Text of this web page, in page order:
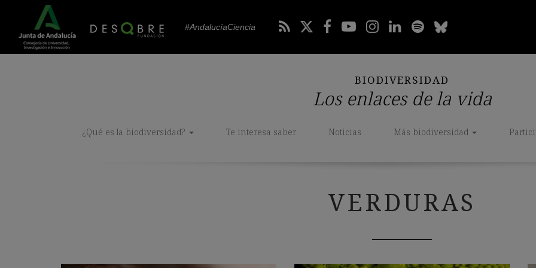
#AndalucíaCiencia
BIODIVERSIDAD
Los enlaces de la vida
¿Qué es la biodiversidad? Te interesa saber Noticias Más biodiversidad
VERDURAS